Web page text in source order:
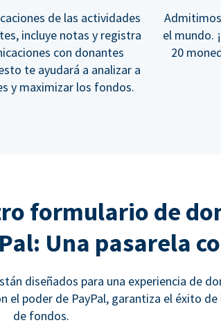
de las actividades
incluye notas y registra
con donantes
te ayudará a analizar a
y maximizar los fondos.
el mundo.
20
formulario de
Una pasarela
diseñados para una experiencia de
el poder de PayPal, garantiza el éxito de
de fondos.